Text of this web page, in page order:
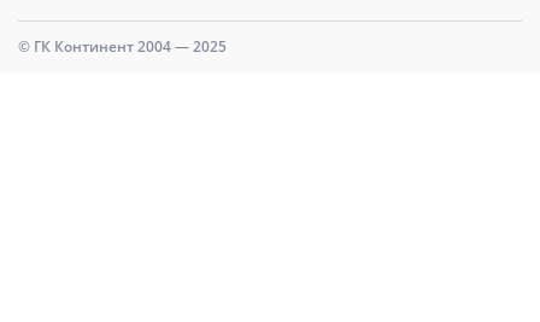
© ГК Континент 2004 — 2025